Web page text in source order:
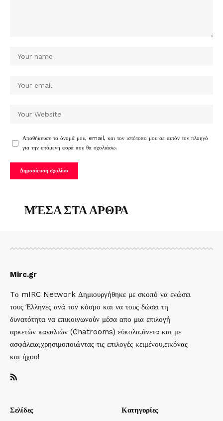
Αποθήκευσε το όνομά μου, email, και τον ιστότοπο μου σε αυτόν τον πλοηγό
για την επόμενη φορά που θα σχολιάσω.
ΜΈΣΑ ΣΤΑ ΑΡΘΡΑ
Mirc.gr
Tο mIRC Network Δημιουργήθηκε με σκοπό να ενώσει
τους Έλληνες ανά τον κόσμο και να τους δώσει τη
δυνατότητα να επικοινωνούν μέσα απο μια επιλογή
αρκετών καναλιών (Chatrooms) εύκολα,άνετα και με
ασφάλεια,χρησιμοποιώντας τις επιλογές κειμένου,εικόνας
και ήχου!
Σελίδες Κατηγορίες